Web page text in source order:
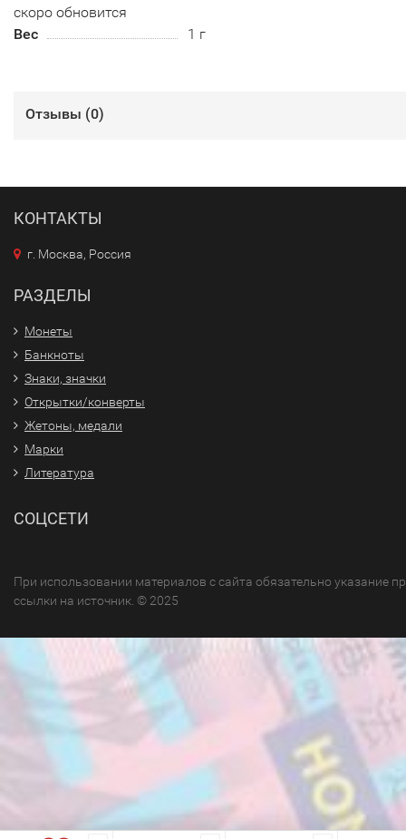
скоро обновится
Вес
1 г
Отзывы (0)
КОНТАКТЫ
г. Москва, Россия
РАЗДЕЛЫ
Монеты
Банкноты
Знаки, значки
Открытки/конверты
Жетоны, медали
Марки
Литература
СОЦСЕТИ
При использовании материалов с сайта обязательно указание
ссылки на источник. © 2025